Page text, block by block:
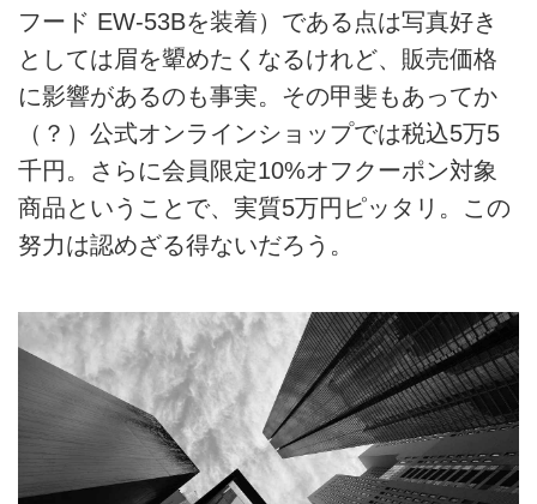
フード EW-53Bを装着）である点は写真好き
としては眉を顰めたくなるけれど、販売価格
に影響があるのも事実。その甲斐もあってか
（？）公式オンラインショップでは税込5万5
千円。さらに会員限定10%オフクーポン対象
商品ということで、実質5万円ピッタリ。この
努力は認めざる得ないだろう。